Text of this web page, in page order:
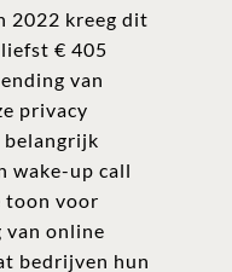
2022 kreeg dit
€ 405
van
privacy
belangrijk
wake-up call
toon voor
van online
bedrijven hun